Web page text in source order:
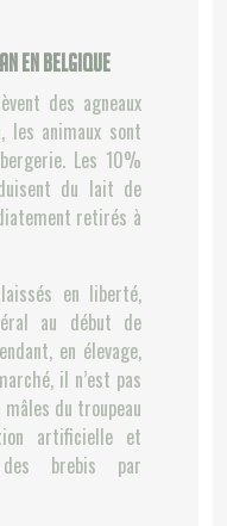
en Belgique
des agneaux
les animaux sont
Les 10%
du lait de
retirés à
en liberté,
au début de
en élevage,
il n’est pas
du troupeau
artificielle et
brebis par